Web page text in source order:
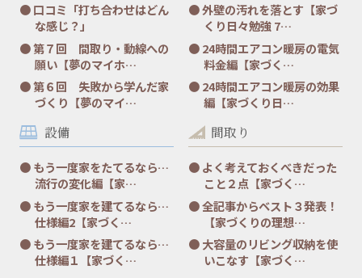
口コミ「打ち合わせはどん
な感じ？」
第７回 間取り・動線への
願い【夢のマイホ…
第６回 失敗から学んだ家
づくり【夢のマイ…
外壁の汚れを落とす【家づ
くり日々勉強 7…
24時間エアコン暖房の電気
料金編【家づく…
24時間エアコン暖房の効果
編【家づくり日…
設備
もう一度家をたてるなら…
流行の変化編【家…
もう一度家を建てるなら…
仕様編2【家づく…
もう一度家を建てるなら…
仕様編１【家づく…
間取り
よく考えておくべきだった
こと２点【家づく…
全記事からベスト３発表！
【家づくりの理想…
大容量のリビング収納を使
いこなす【家づく…